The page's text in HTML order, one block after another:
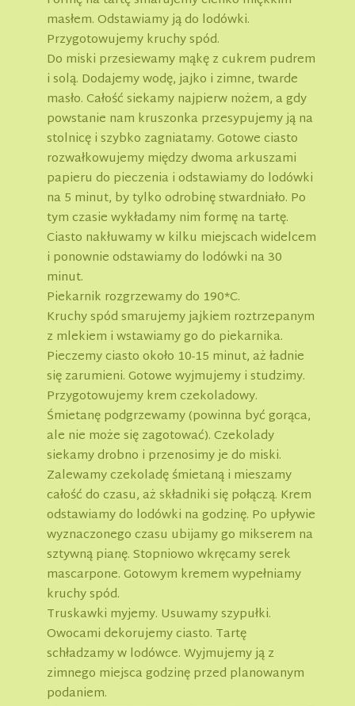
masłem. Odstawiamy ją do lodówki.
Przygotowujemy kruchy spód.
Do miski przesiewamy mąkę z cukrem pudrem
i solą. Dodajemy wodę, jajko i zimne, twarde
masło. Całość siekamy najpierw nożem, a gdy
powstanie nam kruszonka przesypujemy ją na
stolnicę i szybko zagniatamy. Gotowe ciasto
rozwałkowujemy między dwoma arkuszami
papieru do pieczenia i odstawiamy do lodówki
na 5 minut, by tylko odrobinę stwardniało. Po
tym czasie wykładamy nim formę na tartę.
Ciasto nakłuwamy w kilku miejscach widelcem
i ponownie odstawiamy do lodówki na 30
minut.
Piekarnik rozgrzewamy do 190*C.
Kruchy spód smarujemy jajkiem roztrzepanym
z mlekiem i wstawiamy go do piekarnika.
Pieczemy ciasto około 10-15 minut, aż ładnie
się zarumieni. Gotowe wyjmujemy i studzimy.
Przygotowujemy krem czekoladowy.
Śmietanę podgrzewamy (powinna być gorąca,
ale nie może się zagotować). Czekolady
siekamy drobno i przenosimy je do miski.
Zalewamy czekoladę śmietaną i mieszamy
całość do czasu, aż składniki się połączą. Krem
odstawiamy do lodówki na godzinę. Po upływie
wyznaczonego czasu ubijamy go mikserem na
sztywną pianę. Stopniowo wkręcamy serek
mascarpone. Gotowym kremem wypełniamy
kruchy spód.
Truskawki myjemy. Usuwamy szypułki.
Owocami dekorujemy ciasto. Tartę
schładzamy w lodówce. Wyjmujemy ją z
zimnego miejsca godzinę przed planowanym
podaniem.